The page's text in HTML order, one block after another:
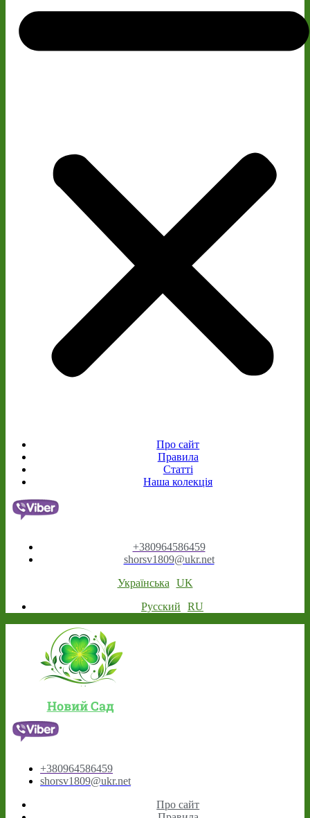
Про сайт
Правила
Статті
Наша колекція
+380964586459
shorsv1809@ukr.net
Українська
UK
Русский
RU
Новий Сад
+380964586459
shorsv1809@ukr.net
Про сайт